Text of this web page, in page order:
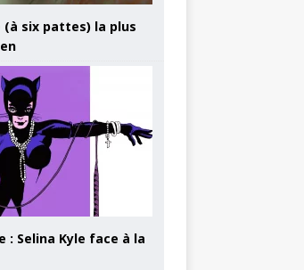
(à six pattes) la plus
: Selina Kyle face à la